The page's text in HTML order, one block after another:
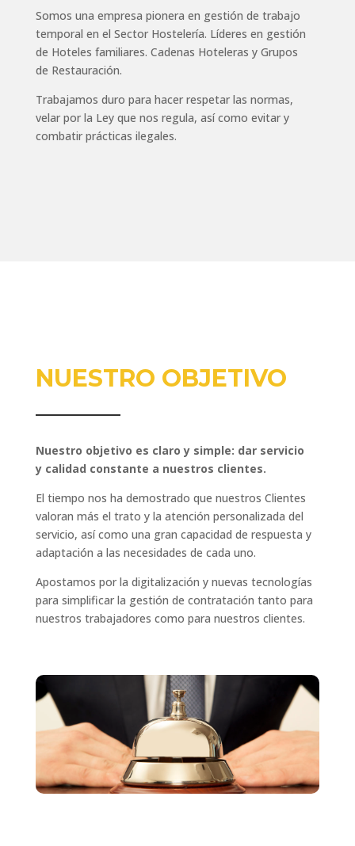
Somos una empresa pionera en gestión de trabajo
temporal en el Sector Hostelería. Líderes en gestión
de Hoteles familiares. Cadenas Hoteleras y Grupos
de Restauración.
Trabajamos duro para hacer respetar las normas,
velar por la Ley que nos regula, así como evitar y
combatir prácticas ilegales.
NUESTRO OBJETIVO
Nuestro objetivo es claro y simple: dar servicio
y calidad constante a nuestros clientes.
El tiempo nos ha demostrado que nuestros Clientes
valoran más el trato y la atención personalizada del
servicio, así como una gran capacidad de respuesta y
adaptación a las necesidades de cada uno.
Apostamos por la digitalización y nuevas tecnologías
para simplificar la gestión de contratación tanto para
nuestros trabajadores como para nuestros clientes.
Hostelería
Limpieza y Desinfección
Industria
Office y Administración